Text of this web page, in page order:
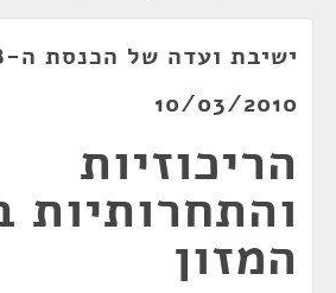
10/03/2010
הריכוזיות
והתחרותיות
המזון